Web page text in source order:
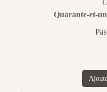
Quarante-et-